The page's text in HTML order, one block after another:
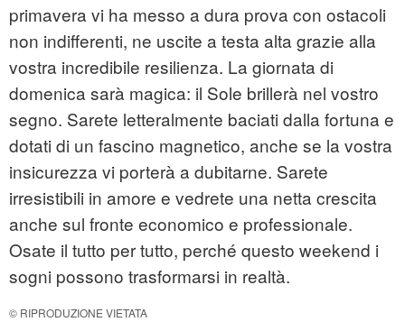
primavera vi ha messo a dura prova con ostacoli
non indifferenti, ne uscite a testa alta grazie alla
vostra incredibile resilienza. La giornata di
domenica sarà magica: il Sole brillerà nel vostro
segno. Sarete letteralmente baciati dalla fortuna e
dotati di un fascino magnetico, anche se la vostra
insicurezza vi porterà a dubitarne. Sarete
irresistibili in amore e vedrete una netta crescita
anche sul fronte economico e professionale.
Osate il tutto per tutto, perché questo weekend i
sogni possono trasformarsi in realtà.
© RIPRODUZIONE VIETATA